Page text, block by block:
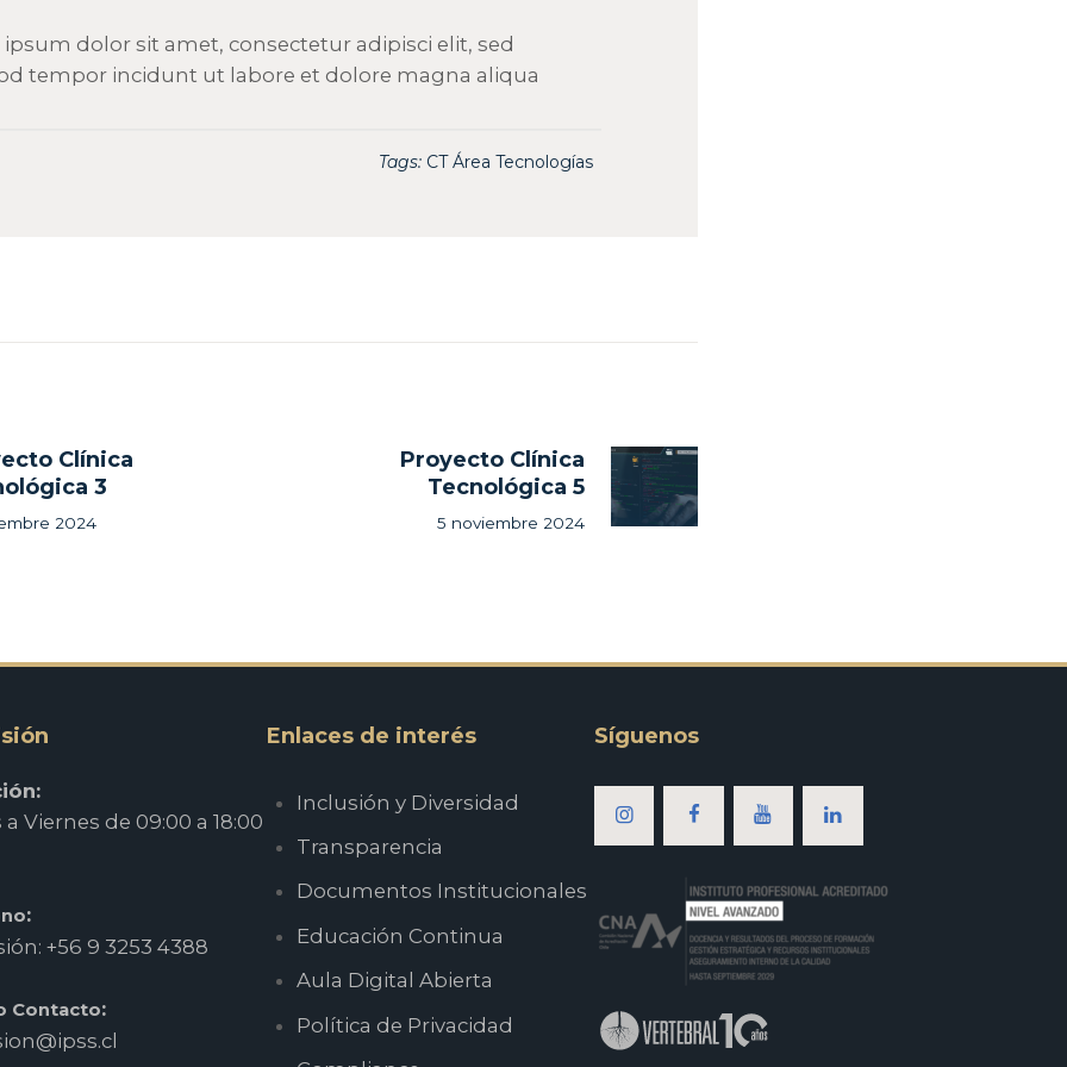
dolor sit amet, consectetur adipisci elit, sed
tempor incidunt ut labore et dolore magna aliqua
Tags: CT Área Tecnologías
Clínica
3
2024
Next
post:
Proyecto Clínica
Tecnológica 5
5 noviembre 2024
Viernes de 09:00 a 18:00
:
+56 9 3253 4388
Contacto:
Enlaces de interés
Inclusión y Diversidad
Transparencia
Documentos Institucionales
Educación Continua
Aula Digital Abierta
Política de Privacidad
Síguenos